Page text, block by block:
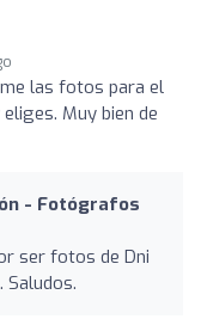
las fotos para el
Muy bien de
- Fotógrafos
ser fotos de Dni
Saludos.